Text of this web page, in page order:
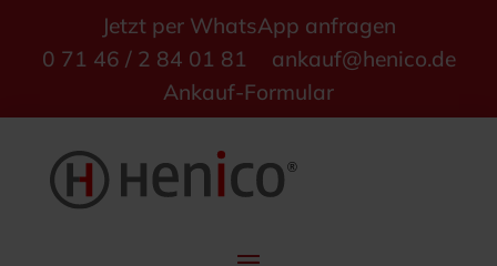
Jetzt per WhatsApp anfragen
0 71 46 / 2 84 01 81
ankauf@henico.de
Ankauf-Formular